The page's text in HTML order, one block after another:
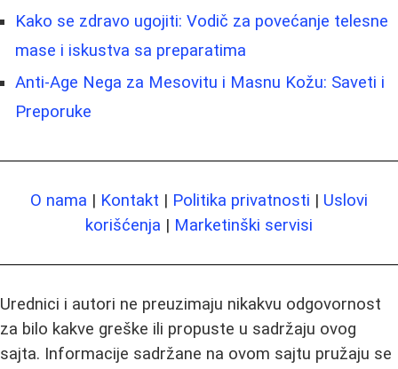
Kako se zdravo ugojiti: Vodič za povećanje telesne
mase i iskustva sa preparatima
Anti-Age Nega za Mesovitu i Masnu Kožu: Saveti i
Preporuke
O nama | Kontakt | Politika privatnosti | Uslovi
korišćenja | Marketinški servisi
Urednici i autori ne preuzimaju nikakvu odgovornost
za bilo kakve greške ili propuste u sadržaju ovog
sajta. Informacije sadržane na ovom sajtu pružaju se